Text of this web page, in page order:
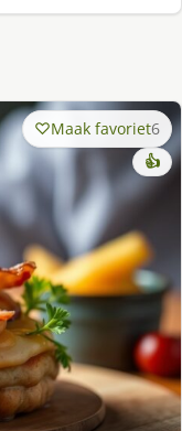
Maak favoriet6
👍